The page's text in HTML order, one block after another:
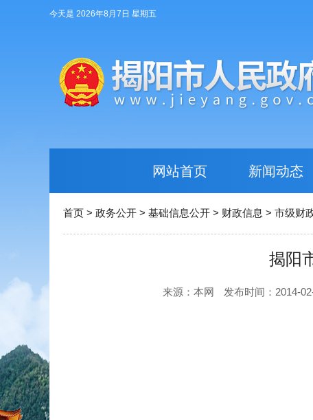
今天是 2026年8月7日 星期五
网站首页 新闻动态
首页 > 政务公开 > 基础信息公开 > 财政信息 > 市级财
揭阳
来源：本网 发布时间：2014-